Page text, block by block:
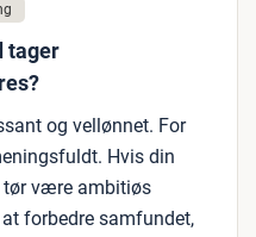
tager
og vellønnet. For
Hvis din
være ambitiøs
forbedre samfundet,